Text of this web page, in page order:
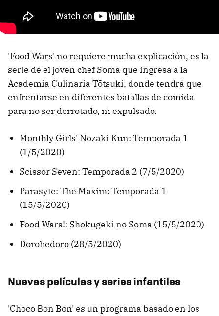
'Food Wars' no requiere mucha explicación, es la
serie de el joven chef Soma que ingresa a la
Academia Culinaria Tōtsuki, donde tendrá que
enfrentarse en diferentes batallas de comida
para no ser derrotado, ni expulsado.
Monthly Girls' Nozaki Kun: Temporada 1
(1/5/2020)
Scissor Seven: Temporada 2 (7/5/2020)
Parasyte: The Maxim: Temporada 1
(15/5/2020)
Food Wars!: Shokugeki no Soma (15/5/2020)
Dorohedoro (28/5/2020)
Nuevas películas y series infantiles
'Choco Bon Bon' es un programa basado en los